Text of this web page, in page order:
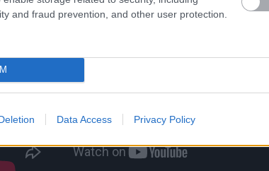
and fraud prevention, and other user protection.
Data Access Privacy Policy